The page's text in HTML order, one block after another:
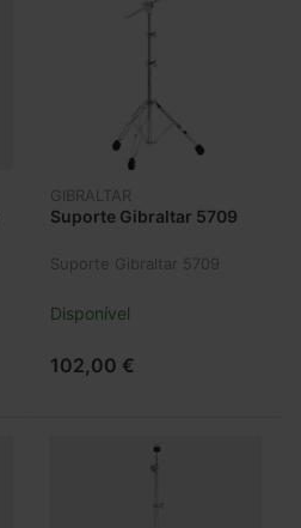
GIBRALTAR
Suporte Gibraltar 5709
Suporte Gibraltar 5709
Disponível
102,00 €